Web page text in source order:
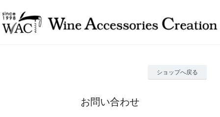
ショップへ戻る
お問い合わせ